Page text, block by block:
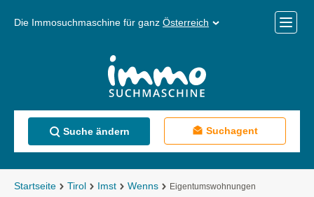
Die Immosuchmaschine für ganz Österreich
Menü
Suche ändern Suchagent
Startseite Tirol Imst Wenns
Eigentumswohnungen